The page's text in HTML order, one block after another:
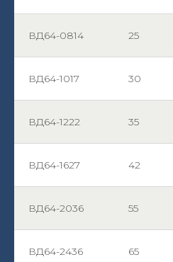
ВД64-0814 25
ВД64-1017 30
ВД64-1222 35
ВД64-1627 42
ВД64-2036 55
ВД64-2436 65